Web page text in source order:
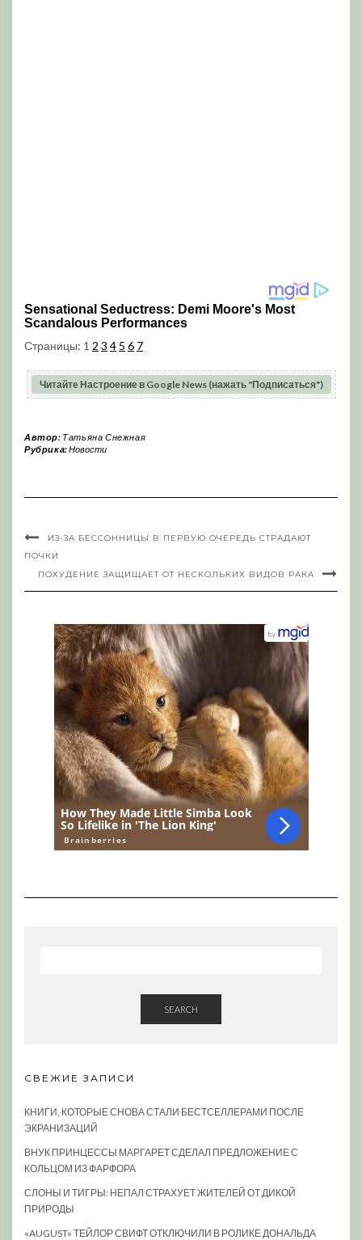
Страницы: 1 2 3 4 5 6 7
Читайте Настроение в Google News (нажать "Подписаться")
Автор: Татьяна Снежная
Рубрика:Новости
ИЗ-ЗА БЕССОННИЦЫ В ПЕРВУЮ ОЧЕРЕДЬ СТРАДАЮТ
ПОЧКИ
ПОХУДЕНИЕ ЗАЩИЩАЕТ ОТ НЕСКОЛЬКИХ ВИДОВ РАКА
SEARCH
СВЕЖИЕ ЗАПИСИ
КНИГИ, КОТОРЫЕ СНОВА СТАЛИ БЕСТСЕЛЛЕРАМИ ПОСЛЕ
ЭКРАНИЗАЦИЙ
ВНУК ПРИНЦЕССЫ МАРГАРЕТ СДЕЛАЛ ПРЕДЛОЖЕНИЕ С
КОЛЬЦОМ ИЗ ФАРФОРА
СЛОНЫ И ТИГРЫ: НЕПАЛ СТРАХУЕТ ЖИТЕЛЕЙ ОТ ДИКОЙ
ПРИРОДЫ
«AUGUST» ТЕЙЛОР СВИФТ ОТКЛЮЧИЛИ В РОЛИКЕ ДОНАЛЬДА